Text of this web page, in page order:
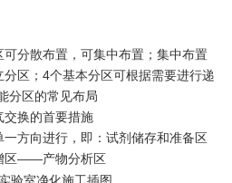
分散布置，可集中布置；集中布置
区；4个基本分区可根据需要进行递
分区的常见布局
换的首要措施
方向进行，即：试剂储存和准备区
——产物分析区